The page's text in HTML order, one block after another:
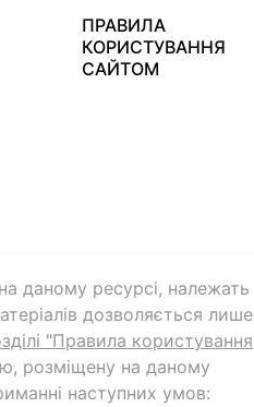
ПРАВИЛА
КОРИСТУВАННЯ
САЙТОМ
даному ресурсі, належать
дозволяється лише
"Правила користування
розміщену на даному
наступних умов: